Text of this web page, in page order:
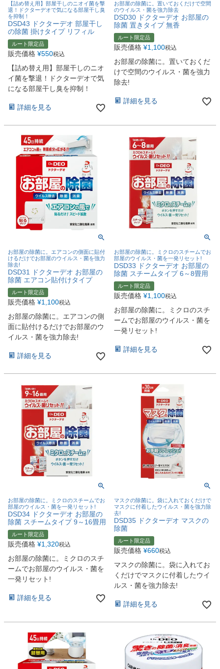
【詰め替え用】部屋干しのニオイ菌を撃
退！ドクターデオで気になる部屋干し臭
を抑制！
DSD43 ドクターデオ 部屋干し
の除菌 掛けタイプ リフィル
ルート限定品
販売価格 ¥550税込
【詰め替え用】部屋干しのニオ
イ菌を撃退！ドクターデオで気
になる部屋干し臭を抑制！
詳細を見る
お部屋の除菌に。置いておくだけで空間
のウイルス・菌を強力除去
DSD30 ドクターデオ お部屋の
除菌 置きタイプ 無香
ルート限定品
販売価格 ¥1,100税込
お部屋の除菌に。置いておくだ
けで空間のウイルス・菌を強力
除去!
詳細を見る
お部屋の除菌に。エアコンの側面に貼付
けるだけでお部屋のウイルス・菌を強力
除去!
DSD31 ドクターデオ お部屋の
除菌 エアコン貼付けタイプ
ルート限定品
販売価格 ¥1,100税込
お部屋の除菌に。エアコンの側
面に貼付けるだけでお部屋のウ
イルス・菌を強力除去!
詳細を見る
お部屋の除菌に。ミクロのスチームでお
部屋のウイルス・菌を一発リセット!
DSD33 ドクターデオ お部屋の
除菌 スチームタイプ 6～8畳用
ルート限定品
販売価格 ¥1,100税込
お部屋の除菌に。ミクロのスチ
ームでお部屋のウイルス・菌を
一発リセット!
詳細を見る
お部屋の除菌に。ミクロのスチームでお
部屋のウイルス・菌を一発リセット!
DSD34 ドクターデオ お部屋の
除菌 スチームタイプ 9～16畳用
ルート限定品
販売価格 ¥1,320税込
お部屋の除菌に。ミクロのスチ
ームでお部屋のウイルス・菌を
一発リセット!
詳細を見る
マスクの除菌に。袋に入れておくだけで
マスクに付着したウイルス・菌を強力除
去!
DSD35 ドクターデオ マスクの
除菌
ルート限定品
販売価格 ¥660税込
マスクの除菌に。袋に入れてお
くだけでマスクに付着したウイ
ルス・菌を強力除去!
詳細を見る